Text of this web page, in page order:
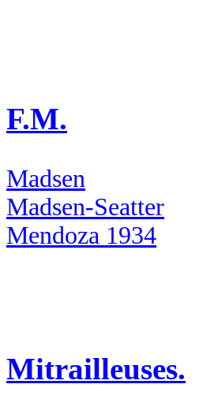
F.M.
Madsen
Madsen-Seatter
Mendoza 1934
Mitrailleuses.